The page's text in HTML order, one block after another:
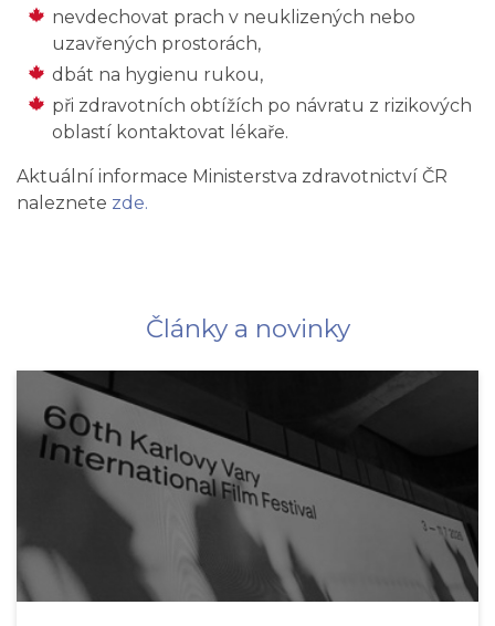
nevdechovat prach v neuklizených nebo
uzavřených prostorách,
dbát na hygienu rukou,
při zdravotních obtížích po návratu z rizikových
oblastí kontaktovat lékaře.
Aktuální informace Ministerstva zdravotnictví ČR
naleznete zde.
Články a novinky